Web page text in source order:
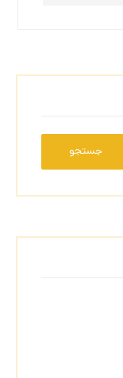
جستجو